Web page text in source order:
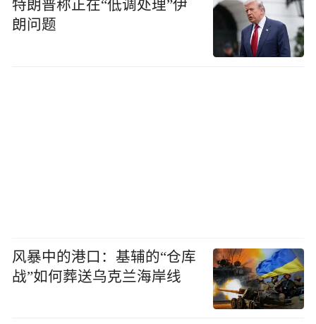
特朗普称正在“低调处理”伊
朗问题
风暴中的港口：基辅的“仓库
战”如何葬送乌克兰海岸线